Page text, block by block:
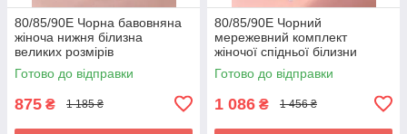
80/85/90Е Чорна бавовняна
жіноча нижня білизна
великих розмірів
Готово до відправки
875 ₴ 1 185 ₴
80/85/90Е Чорний
мережевний комплект
жіночої спідньої білизни
великі розміри
Готово до відправки
1 086 ₴ 1 456 ₴